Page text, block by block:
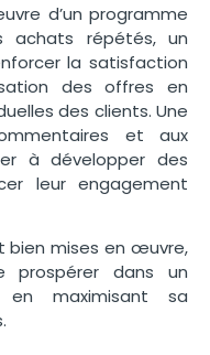
d’un programme
achats répétés, un
la satisfaction
des offres en
des clients. Une
et aux
à développer des
leur engagement
bien mises en œuvre,
prospérer dans un
en maximisant sa